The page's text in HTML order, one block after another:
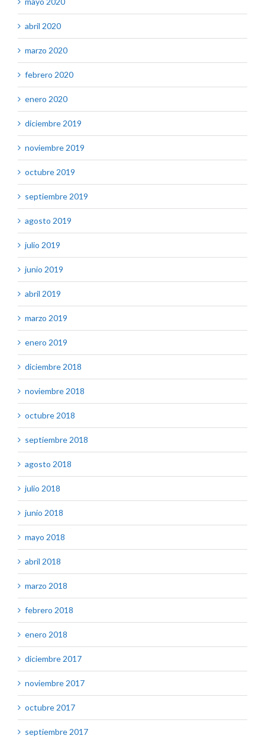
abril 2020
marzo 2020
febrero 2020
enero 2020
diciembre 2019
noviembre 2019
octubre 2019
septiembre 2019
agosto 2019
julio 2019
junio 2019
abril 2019
marzo 2019
enero 2019
diciembre 2018
noviembre 2018
octubre 2018
septiembre 2018
agosto 2018
julio 2018
junio 2018
mayo 2018
abril 2018
marzo 2018
febrero 2018
enero 2018
diciembre 2017
noviembre 2017
octubre 2017
septiembre 2017